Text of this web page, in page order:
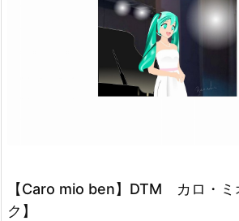
【Caro mio ben】DTM カロ・ミ
ク】